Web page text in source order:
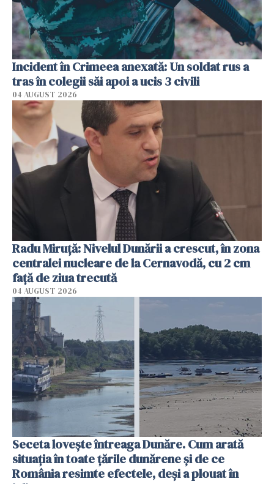
Incident în Crimeea anexată: Un soldat rus a
tras în colegii săi apoi a ucis 3 civili
04 AUGUST 2026
Radu Miruţă: Nivelul Dunării a crescut, în zona
centralei nucleare de la Cernavodă, cu 2 cm
faţă de ziua trecută
04 AUGUST 2026
Seceta lovește întreaga Dunăre. Cum arată
situația în toate țările dunărene și de ce
România resimte efectele, deși a plouat în